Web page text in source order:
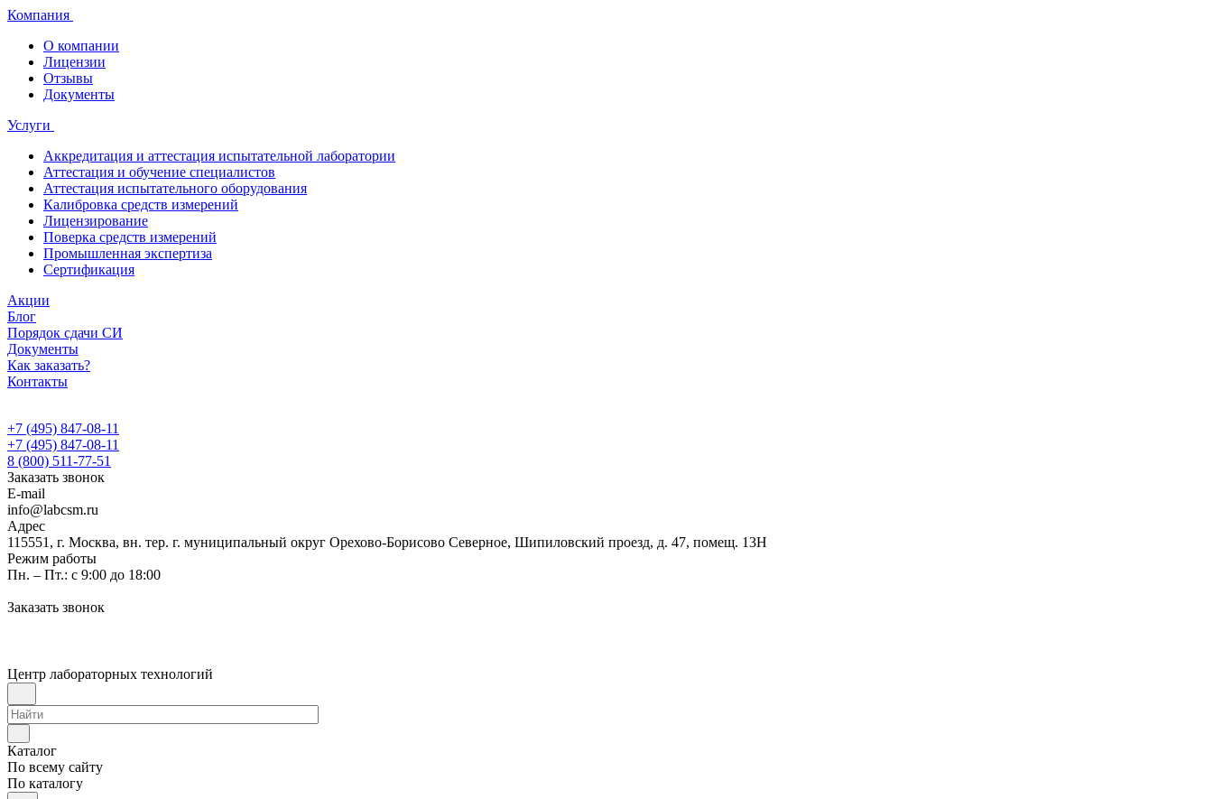
Компания
О компании
Лицензии
Отзывы
Документы
Услуги
Аккредитация и аттестация испытательной лаборатории
Аттестация и обучение специалистов
Аттестация испытательного оборудования
Калибровка средств измерений
Лицензирование
Поверка средств измерений
Промышленная экспертиза
Сертификация
Акции
Блог
Порядок сдачи СИ
Документы
Как заказать?
Контакты
+7 (495) 847-08-11
+7 (495) 847-08-11
8 (800) 511-77-51
Заказать звонок
E-mail
info@labcsm.ru
Адрес
115551, г. Москва, вн. тер. г. муниципальный округ Орехово-Борисово Северное, Шипиловский проезд, д. 47, помещ. 13Н
Режим работы
Пн. – Пт.: с 9:00 до 18:00
Заказать звонок
Центр лабораторных технологий
Каталог
По всему сайту
По каталогу